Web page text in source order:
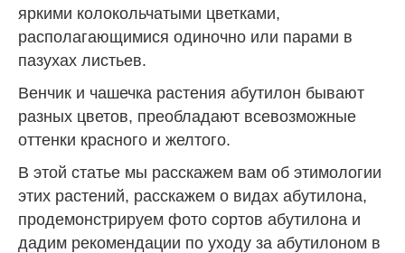
яркими колокольчатыми цветками,
располагающимися одиночно или парами в
пазухах листьев.
Венчик и чашечка растения абутилон бывают
разных цветов, преобладают всевозможные
оттенки красного и желтого.
В этой статье мы расскажем вам об этимологии
этих растений, расскажем о видах абутилона,
продемонстрируем фото сортов абутилона и
дадим рекомендации по уходу за абутилоном в